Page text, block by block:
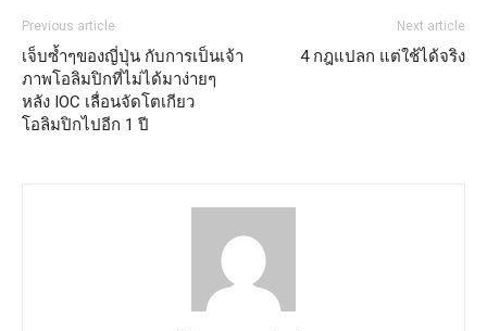
Previous article
เจ็บซ้ำๆของญี่ปุ่น กับการเป็นเจ้า
ภาพโอลิมปิกที่ไม่ได้มาง่ายๆ
หลัง IOC เลื่อนจัดโตเกียว
โอลิมปิกไปอีก 1 ปี
Next article
4 กฎแปลก แต่ใช้ได้จริง